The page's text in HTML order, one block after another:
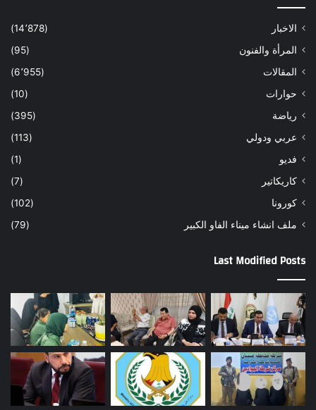
الاخبار
(14٬878)
المرأة والفنون
(95)
المقالات
(6٬955)
حوارات
(10)
رياضة
(395)
عربي ودولي
(113)
فديو
(1)
كاريكاتير
(7)
كورونا
(102)
ملف انشاء ميناء الفاو الكبير
(79)
Last Modified Posts